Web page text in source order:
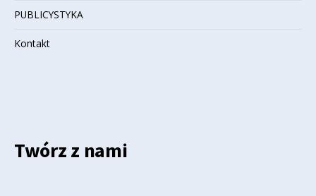
PUBLICYSTYKA
Kontakt
Twórz z nami